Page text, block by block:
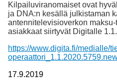
Kilpailuviranomaiset ovat
ja DNA:n kesällä julkistaman
antennitelevisioverkon
asiakkaat siirtyvät Digitalle
https://www.digita.fi/medialle/
17.9.2019